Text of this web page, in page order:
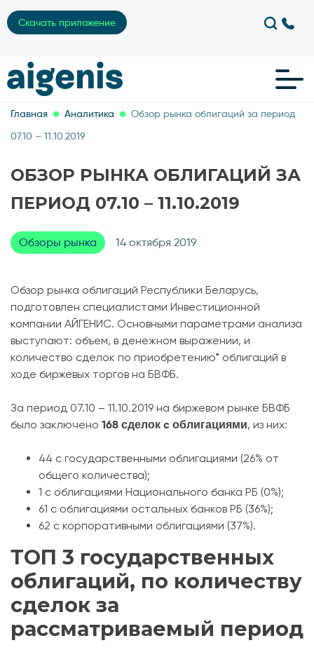
Скачать приложение
Главная Аналитика
Обзор рынка облигаций за период
07.10 – 11.10.2019
ОБЗОР РЫНКА ОБЛИГАЦИЙ ЗА
ПЕРИОД 07.10 – 11.10.2019
Обзоры рынка 14 октября 2019
Обзор рынка облигаций Республики Беларусь,
подготовлен специалистами Инвестиционной
компании АЙГЕНИС. Основными параметрами анализа
выступают: объем, в денежном выражении, и
количество сделок по приобретению* облигаций в
ходе биржевых торгов на БВФБ.
За период 07.10 – 11.10.2019 на биржевом рынке БВФБ
было заключено 168сделокc облигациями, из них:
44 с государственными облигациями (26% от
общего количества);
1 с облигациями Национального банка РБ (0%);
61 с облигациями остальных банков РБ (36%);
62 с корпоративными облигациями (37%).
ТОП 3 государственных
облигаций, по количеству
сделок за
рассматриваемый период